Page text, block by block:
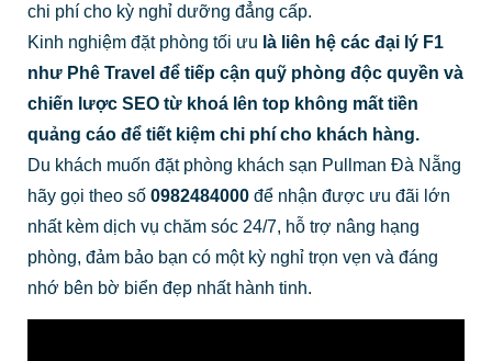
chi phí cho kỳ nghỉ dưỡng đẳng cấp.
Kinh nghiệm đặt phòng tối ưu là liên hệ các đại lý F1
như Phê Travel để tiếp cận quỹ phòng độc quyền và
chiến lược SEO từ khoá lên top không mất tiền
quảng cáo để tiết kiệm chi phí cho khách hàng.
Du khách muốn đặt phòng khách sạn Pullman Đà Nẵng
hãy gọi theo số 0982484000để nhận được ưu đãi lớn
nhất kèm dịch vụ chăm sóc 24/7, hỗ trợ nâng hạng
phòng, đảm bảo bạn có một kỳ nghỉ trọn vẹn và đáng
nhớ bên bờ biển đẹp nhất hành tinh.